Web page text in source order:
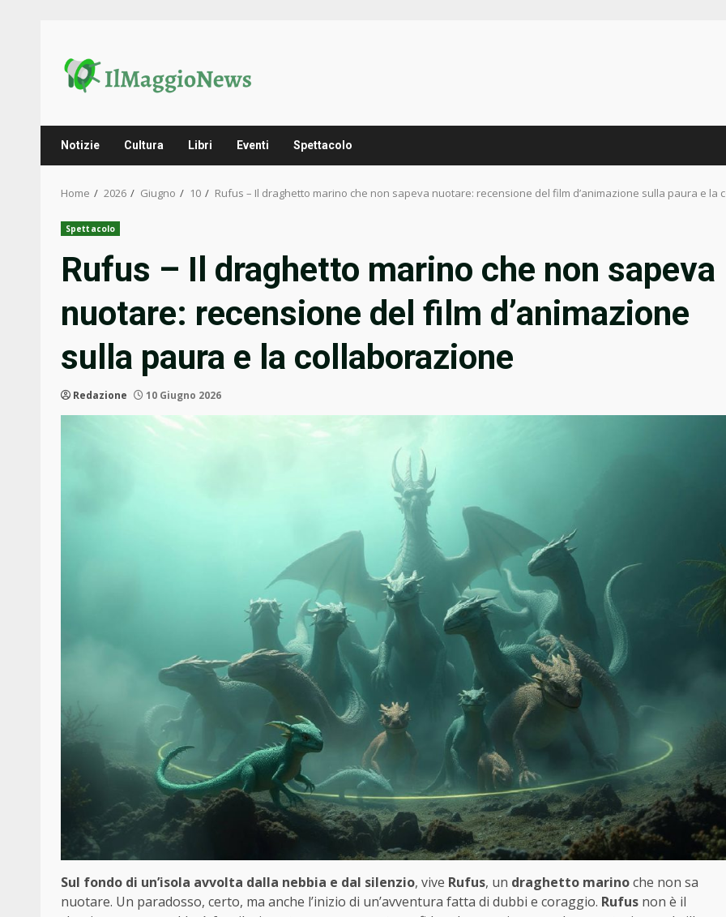
content
Notizie Cultura Libri Eventi Spettacolo
Home 2026 Giugno 10 Rufus – Il draghetto marino che non sapeva nuotare: recensione del film d’animazione sulla paura e la
Spettacolo
Rufus – Il draghetto marino che non sapeva
nuotare: recensione del film d’animazione
sulla paura e la collaborazione
Redazione 10 Giugno 2026
Sul fondo di un’isola avvolta dalla nebbia e dal silenzio, vive Rufus, un draghetto marinoche non sa
nuotare. Un paradosso, certo, ma anche l’inizio di un’avventura fatta di dubbi e coraggio. Rufus non è il